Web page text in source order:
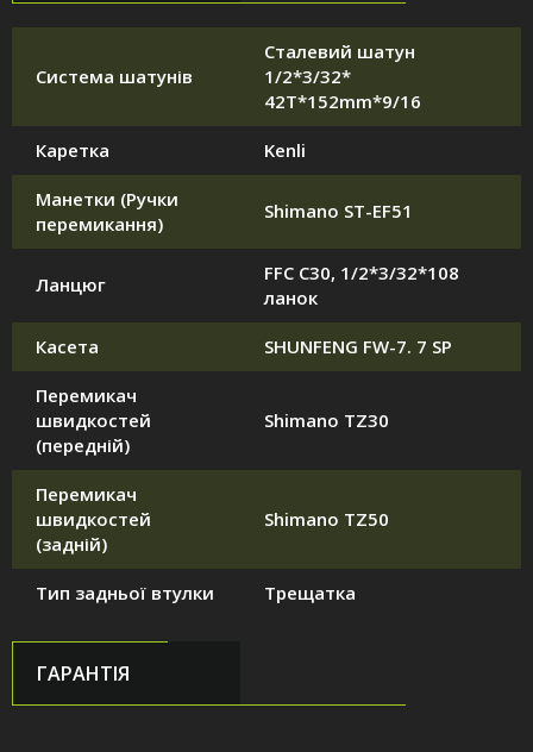
Система шатунів
Сталевий шатун
1/2*3/32*
42T*152mm*9/16
Каретка Kenli
Манетки (Ручки
перемикання)
Shimano ST-EF51
Ланцюг
FFC C30, 1/2*3/32*108
ланок
Касета SHUNFENG FW-7. 7 SP
Перемикач
швидкостей
(передній)
Shimano TZ30
Перемикач
швидкостей
(задній)
Shimano TZ50
Тип задньої втулки Трещатка
ГАРАНТІЯ